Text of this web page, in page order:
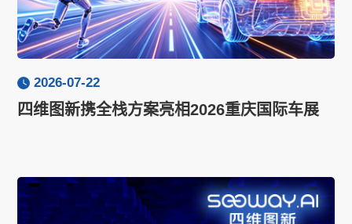
2026-07-22
四维图新携全栈方案亮相2026重庆国际车展